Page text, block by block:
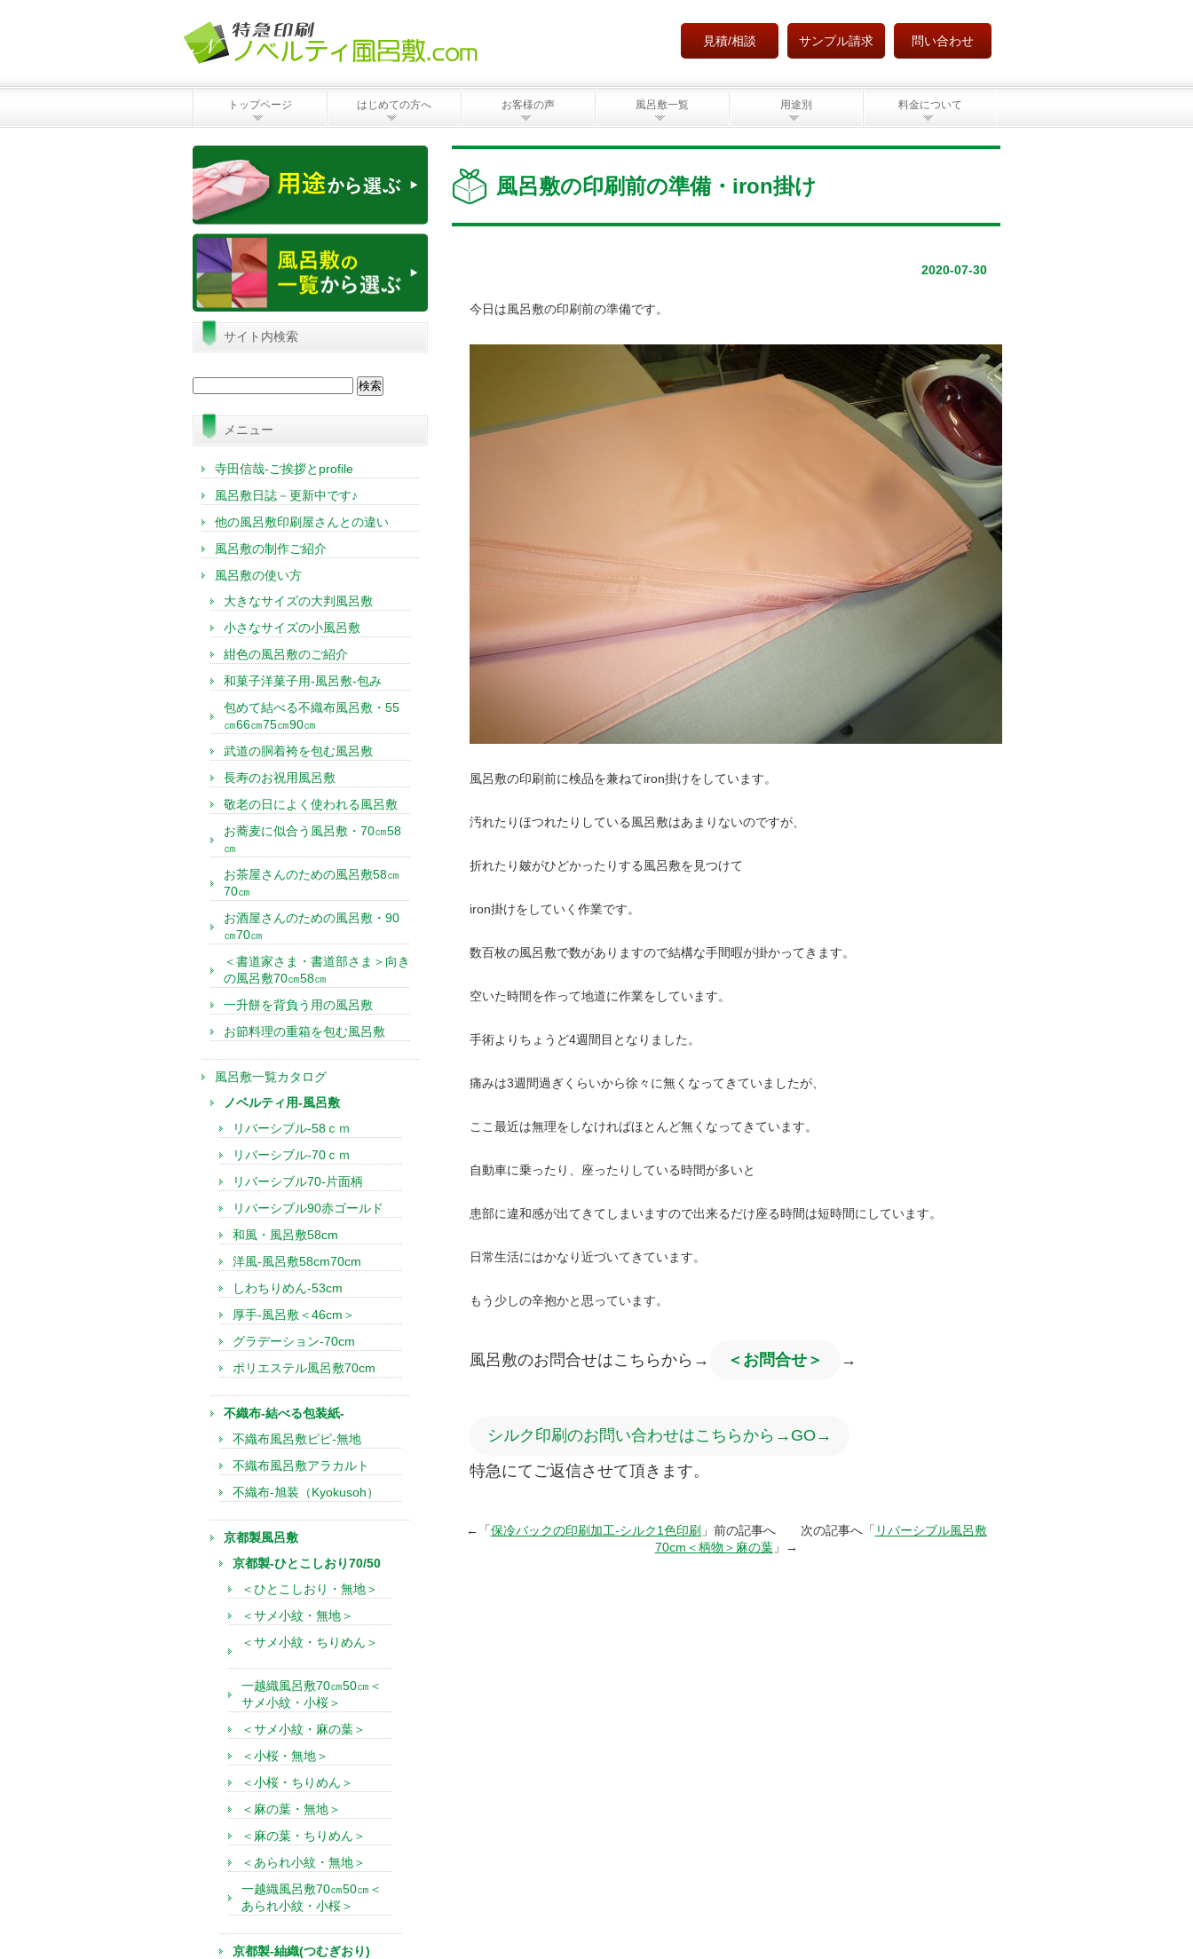
見積/相談 サンプル請求 問い合わせ
トップページ はじめての方へ お客様の声 風呂敷一覧 用途別 料金について
風呂敷の印刷前の準備・iron掛け
2020-07-30
今日は風呂敷の印刷前の準備です。
風呂敷の印刷前に検品を兼ねてiron掛けをしています。
汚れたりほつれたりしている風呂敷はあまりないのですが、
折れたり皴がひどかったりする風呂敷を見つけて
iron掛けをしていく作業です。
数百枚の風呂敷で数がありますので結構な手間暇が掛かってきます。
空いた時間を作って地道に作業をしています。
手術よりちょうど4週間目となりました。
痛みは3週間過ぎくらいから徐々に無くなってきていましたが、
ここ最近は無理をしなければほとんど無くなってきています。
自動車に乗ったり、座ったりしている時間が多いと
患部に違和感が出てきてしまいますので出来るだけ座る時間は短時間にしています。
日常生活にはかなり近づいてきています。
もう少しの辛抱かと思っています。
風呂敷のお問合せはこちらから→ ＜お問合せ＞ →
シルク印刷のお問い合わせはこちらから→GO→
特急にてご返信させて頂きます。
←「保冷バックの印刷加工-シルク1色印刷 」前の記事へ 次の記事へ「 リバーシブル風呂敷
70cm＜柄物＞麻の葉」→
サイト内検索
メニュー
寺田信哉-ご挨拶とprofile
風呂敷日誌－更新中です♪
他の風呂敷印刷屋さんとの違い
風呂敷の制作ご紹介
風呂敷の使い方
大きなサイズの大判風呂敷
小さなサイズの小風呂敷
紺色の風呂敷のご紹介
和菓子洋菓子用-風呂敷-包み
包めて結べる不織布風呂敷・55
㎝66㎝75㎝90㎝
武道の胴着袴を包む風呂敷
長寿のお祝用風呂敷
敬老の日によく使われる風呂敷
お蕎麦に似合う風呂敷・70㎝58
㎝
お茶屋さんのための風呂敷58㎝
70㎝
お酒屋さんのための風呂敷・90
㎝70㎝
＜書道家さま・書道部さま＞向き
の風呂敷70㎝58㎝
一升餅を背負う用の風呂敷
お節料理の重箱を包む風呂敷
風呂敷一覧カタログ
ノベルティ用-風呂敷
リバーシブル-58ｃｍ
リバーシブル-70ｃｍ
リバーシブル70-片面柄
リバーシブル90赤ゴールド
和風・風呂敷58cm
洋風-風呂敷58cm70cm
しわちりめん-53cm
厚手-風呂敷＜46cm＞
グラデーション-70cm
ポリエステル風呂敷70cm
不織布-結べる包装紙-
不織布風呂敷ピピ-無地
不織布風呂敷アラカルト
不織布-旭装（Kyokusoh）
京都製風呂敷
京都製-ひとこしおり70/50
＜ひとこしおり・無地＞
＜サメ小紋・無地＞
＜サメ小紋・ちりめん＞
一越織風呂敷70㎝50㎝＜
サメ小紋・小桜＞
＜サメ小紋・麻の葉＞
＜小桜・無地＞
＜小桜・ちりめん＞
＜麻の葉・無地＞
＜麻の葉・ちりめん＞
＜あられ小紋・無地＞
一越織風呂敷70㎝50㎝＜
あられ小紋・小桜＞
京都製-紬織(つむぎおり)